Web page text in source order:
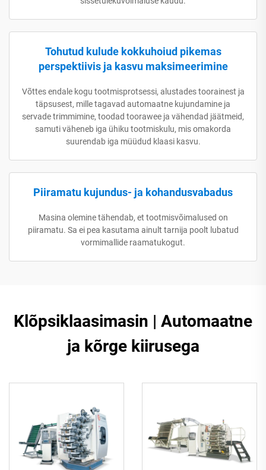
Tohutud kulude kokkuhoiud pikemas
perspektiivis ja kasvu maksimeerimine
Võttes endale kogu tootmisprotsessi, alustades toorainest ja
täpsusest, mille tagavad automaatne kujundamine ja
servade trimmimine, toodad toorawee ja vähendad jäätmeid,
samuti väheneb iga ühiku tootmiskulu, mis omakorda
suurendab iga müüdud klaasi kasvu.
Piiramatu kujundus- ja kohandusvabadus
Masina olemine tähendab, et tootmisvõimalused on
piiramatu. Sa ei pea kasutama ainult tarnija poolt lubatud
vormimallide raamatukogut.
Klõpsiklaasimasin | Automaatne
ja kõrge kiirusega